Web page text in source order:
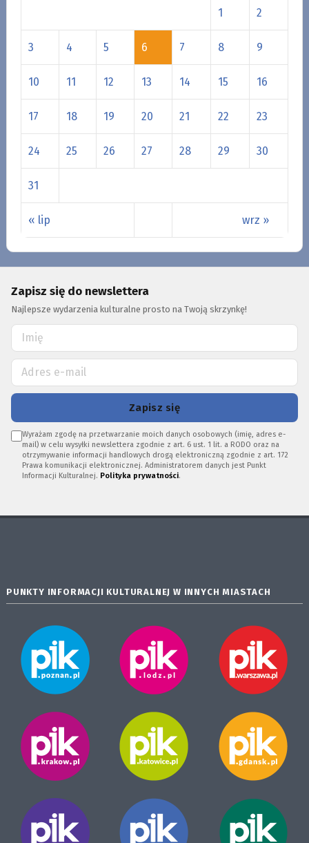
« lip wrz »
1 2
3 4 5 6 7 8 9
10 11 12 13 14 15 16
17 18 19 20 21 22 23
24 25 26 27 28 29 30
31
Zapisz się do newslettera
Najlepsze wydarzenia kulturalne prosto na Twoją skrzynkę!
Zapisz się
Wyrażam zgodę na przetwarzanie moich danych osobowych (imię, adres e-
mail) w celu wysyłki newslettera zgodnie z art. 6 ust. 1 lit. a RODO oraz na
otrzymywanie informacji handlowych drogą elektroniczną zgodnie z art. 172
Prawa komunikacji elektronicznej. Administratorem danych jest Punkt
Informacji Kulturalnej. Polityka prywatności.
PUNKTY INFORMACJI KULTURALNEJ W INNYCH MIASTACH